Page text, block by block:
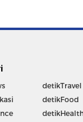
detikTravel
detikFood